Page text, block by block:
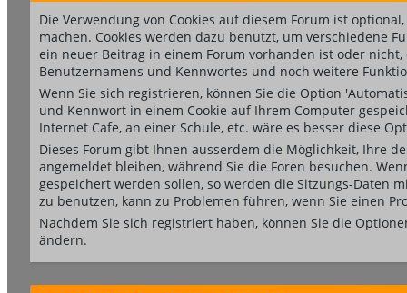
Die Verwendung von Cookies auf diesem Forum ist
machen. Cookies werden dazu benutzt, um verschiedene
ein neuer Beitrag in einem Forum vorhanden ist oder
Benutzernamens und Kennwortes und noch weitere
Wenn Sie sich registrieren, können Sie die Option
und Kennwort in einem Cookie auf Ihrem Computer
Internet Cafe, an einer Schule, etc. wäre es besser diese
Dieses Forum gibt Ihnen ausserdem die Möglichkeit, Ihre
angemeldet bleiben, während Sie die Foren besuchen.
gespeichert werden sollen, so werden die Sitzungs-Daten
zu benutzen, kann zu Problemen führen, wenn Sie einen
Nachdem Sie sich registriert haben, können Sie die
ändern.